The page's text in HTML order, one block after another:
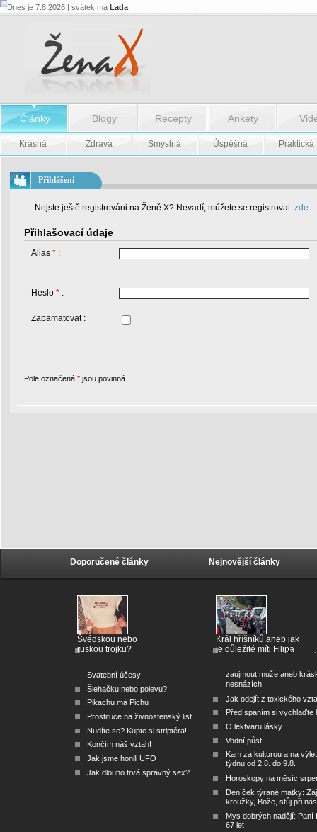
Dnes je 7.8.2026 | svátek má Lada
Články Blogy Recepty Ankety
Krásná Zdravá Smyslná Úspěšná Praktická
Přihlášení
Nejste ještě registrováni na Ženě X? Nevadí, můžete se registrovat zde.
Přihlašovací údaje
Alias * :
Heslo * :
Zapamatovat :
Pole označená * jsou povinná.
Doporučené články
Švédskou nebo
ruskou trojku?
Svatební účesy
Šlehačku nebo polevu?
Pikachu má Pichu
Prostituce na živnostenský list
Nudíte se? Kupte si striptéra!
Končím náš vztah!
Jak jsme honili UFO
Jak dlouho trvá správný sex?
Nejnovější články
Král hříšníků aneb jak
je důležité míti Filipa
zaujmout muže aneb
nesnázích
Jak odejít z toxického
Před spaním si vychlaďte
O lektvaru lásky
Vodní půst
Kam za kulturou a na
týdnu od 2.8. do 9.8.
Horoskopy na měsíc
Deníček týrané matky:
kroužky, Bože, stůj při nás
Mys dobrých nadějí: Paní
67 let